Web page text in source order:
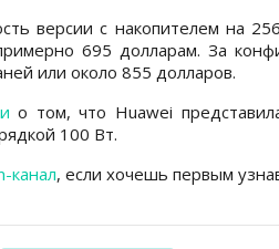
версии с накопителем на
695 долларам. За
или около 855 долларов.
о том, что Huawei
100 Вт.
канал, если хочешь первым